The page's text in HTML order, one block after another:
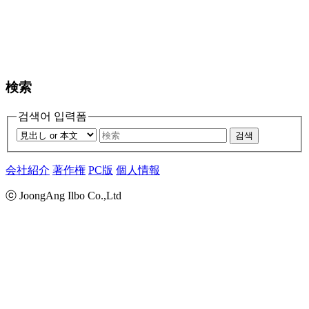
検索
검색어 입력폼
검색
会社紹介 著作権 PC版 個人情報
ⓒ JoongAng Ilbo Co.,Ltd